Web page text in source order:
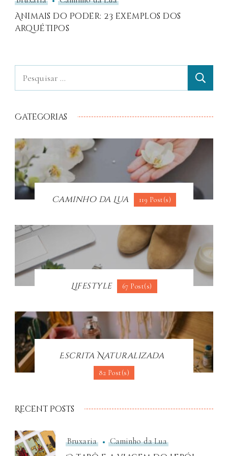
Animais do Poder: 23 exemplos dos
arquétipos
Categorias
Caminho da Lua 119 Post(s)
Lifestyle 67 Post(s)
Escrita Naturalizada
82 Post(s)
Recent Posts
Bruxaria Caminho da Lua